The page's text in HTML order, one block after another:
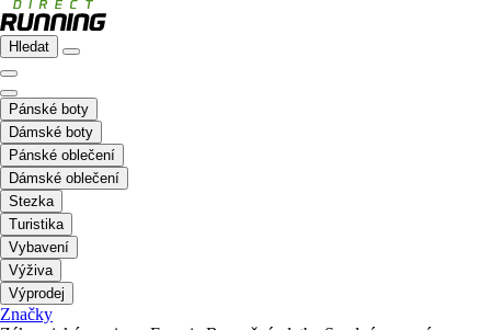
Hledat
Pánské boty
Dámské boty
Pánské oblečení
Dámské oblečení
Stezka
Turistika
Vybavení
Výživa
Výprodej
Značky